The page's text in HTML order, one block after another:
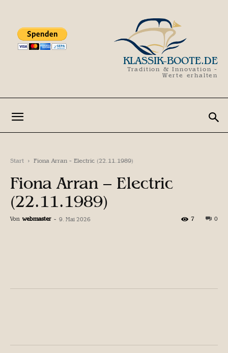
KLASSIK-BOOTE.DE
Tradition & Innovation -
Werte erhalten
Start Fiona Arran - Electric (22.11.1989)
Fiona Arran – Electric
(22.11.1989)
Von webmaster - 9. Mai 2026 0
7